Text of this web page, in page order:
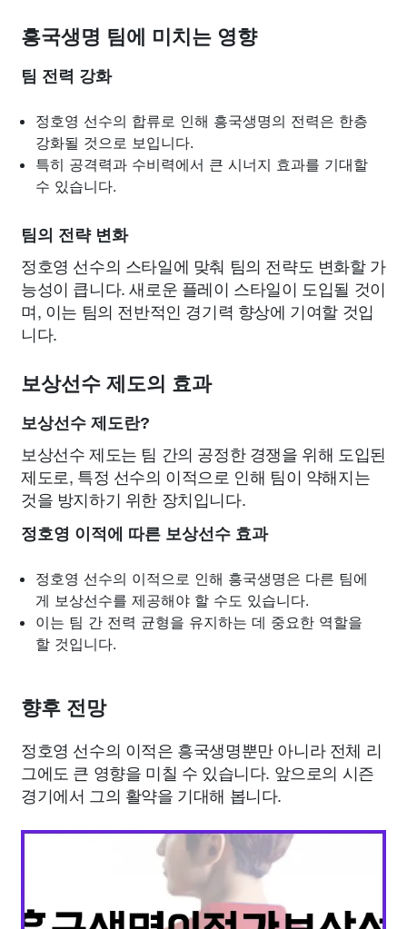
흥국생명 팀에 미치는 영향
팀 전력 강화
정호영 선수의 합류로 인해 흥국생명의 전력은 한층
강화될 것으로 보입니다.
특히 공격력과 수비력에서 큰 시너지 효과를 기대할
수 있습니다.
팀의 전략 변화
정호영 선수의 스타일에 맞춰 팀의 전략도 변화할 가
능성이 큽니다. 새로운 플레이 스타일이 도입될 것이
며, 이는 팀의 전반적인 경기력 향상에 기여할 것입
니다.
보상선수 제도의 효과
보상선수 제도란?
보상선수 제도는 팀 간의 공정한 경쟁을 위해 도입된
제도로, 특정 선수의 이적으로 인해 팀이 약해지는
것을 방지하기 위한 장치입니다.
정호영 이적에 따른 보상선수 효과
정호영 선수의 이적으로 인해 흥국생명은 다른 팀에
게 보상선수를 제공해야 할 수도 있습니다.
이는 팀 간 전력 균형을 유지하는 데 중요한 역할을
할 것입니다.
향후 전망
정호영 선수의 이적은 흥국생명뿐만 아니라 전체 리
그에도 큰 영향을 미칠 수 있습니다. 앞으로의 시즌
경기에서 그의 활약을 기대해 봅니다.